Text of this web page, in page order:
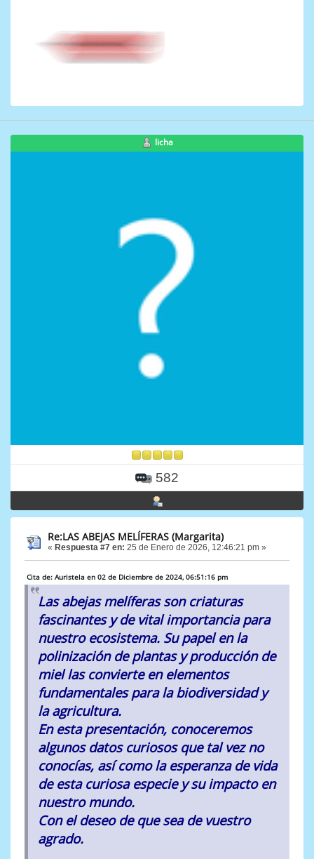
licha
582
Re:LAS ABEJAS MELÍFERAS (Margarita)
« Respuesta #7 en: 25 de Enero de 2026, 12:46:21 pm »
Cita de: Auristela en 02 de Diciembre de 2024, 06:51:16 pm
Las abejas melíferas son criaturas
fascinantes y de vital importancia para
nuestro ecosistema. Su papel en la
polinización de plantas y producción de
miel las convierte en elementos
fundamentales para la biodiversidad y
la agricultura.
En esta presentación, conoceremos
algunos datos curiosos que tal vez no
conocías, así como la esperanza de vida
de esta curiosa especie y su impacto en
nuestro mundo.
Con el deseo de que sea de vuestro
agrado.